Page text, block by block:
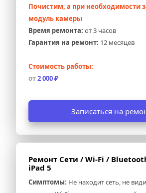
Почистим, а при необходимости
модуль камеры
Время ремонта: от 3 часов
Гарантия на ремонт: 12 месяцев
Стоимость работы:
от 2 000 ₽
Записаться на
Ремонт Сети / Wi-Fi /
iPad 5
Симптомы: Не находит сеть, не